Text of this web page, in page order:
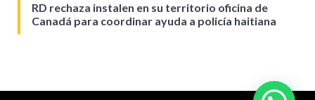
RD rechaza instalen en su territorio oficina de
Canadá para coordinar ayuda a policía haitiana